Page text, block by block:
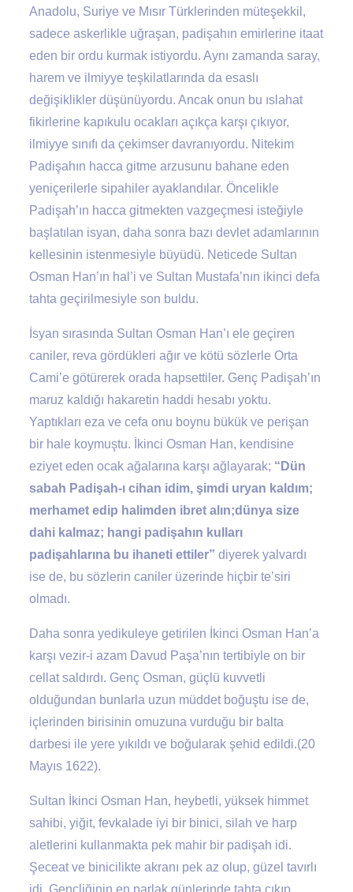
Anadolu, Suriye ve Mısır Türklerinden müteşekkil,
sadece askerlikle uğraşan, padişahın emirlerine itaat
eden bir ordu kurmak istiyordu. Aynı zamanda saray,
harem ve ilmiyye teşkilatlarında da esaslı
değişiklikler düşünüyordu. Ancak onun bu ıslahat
fikirlerine kapıkulu ocakları açıkça karşı çıkıyor,
ilmiyye sınıfı da çekimser davranıyordu. Nitekim
Padişahın hacca gitme arzusunu bahane eden
yeniçerilerle sipahiler ayaklandılar. Öncelikle
Padişah’ın hacca gitmekten vazgeçmesi isteğiyle
başlatılan isyan, daha sonra bazı devlet adamlarının
kellesinin istenmesiyle büyüdü. Neticede Sultan
Osman Han’ın hal’i ve Sultan Mustafa’nın ikinci defa
tahta geçirilmesiyle son buldu.
İsyan sırasında Sultan Osman Han’ı ele geçiren
caniler, reva gördükleri ağır ve kötü sözlerle Orta
Cami’e götürerek orada hapsettiler. Genç Padişah’ın
maruz kaldığı hakaretin haddi hesabı yoktu.
Yaptıkları eza ve cefa onu boynu bükük ve perişan
bir hale koymuştu. İkinci Osman Han, kendisine
eziyet eden ocak ağalarına karşı ağlayarak; “Dün
sabah Padişah-ı cihan idim, şimdi uryan kaldım;
merhamet edip halimden ibret alın;dünya size
dahi kalmaz; hangi padişahın kulları
padişahlarına bu ihaneti ettiler” diyerek yalvardı
ise de, bu sözlerin caniler üzerinde hiçbir te’siri
olmadı.
Daha sonra yedikuleye getirilen İkinci Osman Han’a
karşı vezir-i azam Davud Paşa’nın tertibiyle on bir
cellat saldırdı. Genç Osman, güçlü kuvvetli
olduğundan bunlarla uzun müddet boğuştu ise de,
içlerinden birisinin omuzuna vurduğu bir balta
darbesi ile yere yıkıldı ve boğularak şehid edildi.(20
Mayıs 1622).
Sultan İkinci Osman Han, heybetli, yüksek himmet
sahibi, yiğit, fevkalade iyi bir binici, silah ve harp
aletlerini kullanmakta pek mahir bir padişah idi.
Şeceat ve binicilikte akranı pek az olup, güzel tavırlı
idi. Gençliğinin en parlak günlerinde tahta çıkıp,